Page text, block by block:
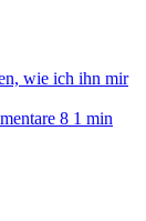
wie ich ihn mir
8 1 min